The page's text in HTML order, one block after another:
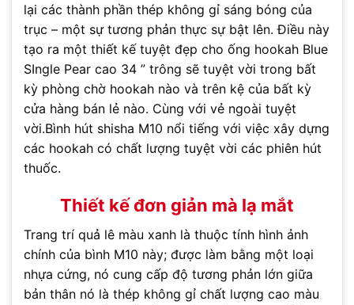
lại các thành phần thép không gỉ sáng bóng của
trục – một sự tương phản thực sự bật lên. Điều này
tạo ra một thiết kế tuyệt đẹp cho ống hookah Blue
SIngle Pear cao 34 ” trông sẽ tuyệt vời trong bất
kỳ phòng chờ hookah nào và trên kệ của bất kỳ
cửa hàng bán lẻ nào. Cùng với vẻ ngoài tuyệt
vời.Bình hút shisha M10 nổi tiếng với việc xây dựng
các hookah có chất lượng tuyệt vời các phiên hút
thuốc.
Thiết kế đơn giản mà lạ mắt
Trang trí quả lê màu xanh là thuộc tính hình ảnh
chính của bình M10 này; được làm bằng một loại
nhựa cứng, nó cung cấp độ tương phản lớn giữa
bản thân nó là thép không gỉ chất lượng cao màu